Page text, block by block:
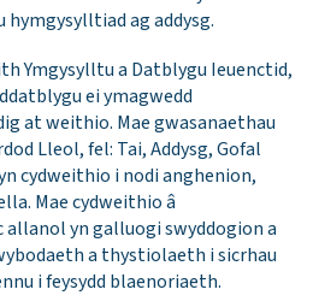
hymgysylltiad ag addysg.
Ymgysylltu a Datblygu Ieuenctid,
ei ymagwedd
at weithio. Mae gwasanaethau
Lleol, fel: Tai, Addysg, Gofal
cydweithio i nodi anghenion,
Mae cydweithio â
yn galluogi swyddogion a
a thystiolaeth i sicrhau
i feysydd blaenoriaeth.